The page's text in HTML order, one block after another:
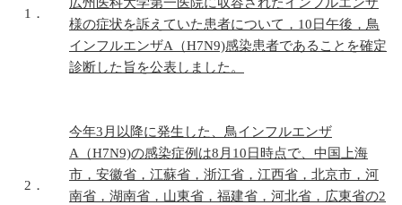
1．
広州医科大学第一医院に収容されたインフルエンザ
様の症状を訴えていた患者について，10日午後，鳥
インフルエンザA（H7N9)感染患者であることを確定
診断した旨を公表しました。
2．
今年3月以降に発生した、鳥インフルエンザ
A（H7N9)の感染症例は8月10日時点で、中国上海
市，安徽省，江蘇省，浙江省，江西省，北京市，河
南省，湖南省，山東省，福建省，河北省，広東省の2